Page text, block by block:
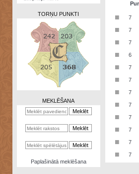
Zināšanu
kalkulators
Nomētātās
TORŅU PUNKTI
MEKLĒŠANA
Paplašinātā meklēšana
■ 7
■ 7
■ 7
■ 6
■ 7
■ 7
■ 7
■ 7
■ 7
■ 7
■ 7
■ 7